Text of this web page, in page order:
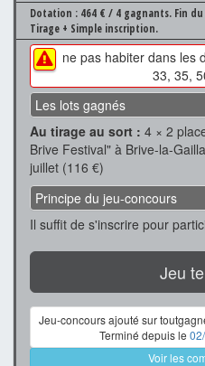
Dotation : 464 € / 4 gagnants. Fin
Tirage + Simple inscription.
ne pas habiter dans les
33, 35,
Les lots gagnés
Au tirage au sort : 4 × 2
Brive Festival" à Brive-la-
juillet (116 €)
Principe du jeu-concours
Il suffit de s'inscrire pour
Jeu
Jeu-concours ajouté sur
Terminé depuis le
Voir les